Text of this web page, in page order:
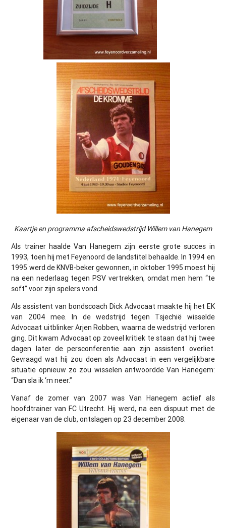
Kaartje en programma afscheidswedstrijd Willem van Hanegem
Als trainer haalde Van Hanegem zijn eerste grote succes in
1993, toen hij met Feyenoord de landstitel behaalde. In 1994 en
1995 werd de KNVB-beker gewonnen, in oktober 1995 moest hij
na een nederlaag tegen PSV vertrekken, omdat men hem “te
soft” voor zijn spelers vond.
Als assistent van bondscoach Dick Advocaat maakte hij het EK
van 2004 mee. In de wedstrijd tegen Tsjechië wisselde
Advocaat uitblinker Arjen Robben, waarna de wedstrijd verloren
ging. Dit kwam Advocaat op zoveel kritiek te staan dat hij twee
dagen later de persconferentie aan zijn assistent overliet.
Gevraagd wat hij zou doen als Advocaat in een vergelijkbare
situatie opnieuw zo zou wisselen antwoordde Van Hanegem:
“Dan sla ik ‘m neer.”
Vanaf de zomer van 2007 was Van Hanegem actief als
hoofdtrainer van FC Utrecht. Hij werd, na een dispuut met de
eigenaar van de club, ontslagen op 23 december 2008.